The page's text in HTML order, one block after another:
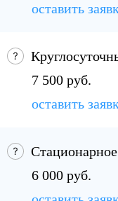
оставить
7 500 руб.
оставить
6 000 руб.